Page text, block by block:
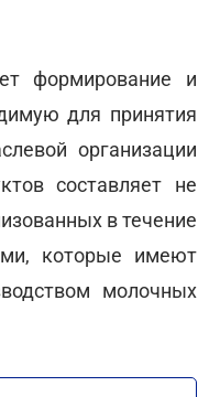
формирование и
для принятия
организации
составляет не
в течение
которые имеют
молочных